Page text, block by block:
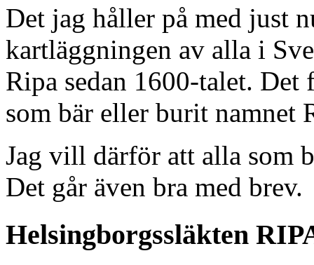
Det jag håller på med just
kartläggningen av alla i
Ripa sedan 1600-talet.
som bär eller burit namnet
Jag vill därför att alla som
Det går även bra med brev.
Helsingborgssläkten